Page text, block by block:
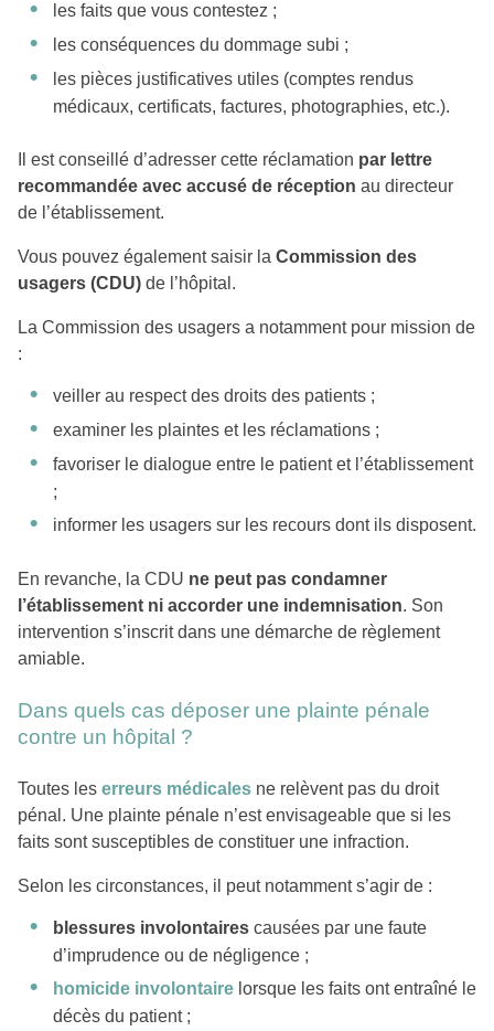
les faits que vous contestez ;
les conséquences du dommage subi ;
les pièces justificatives utiles (comptes rendus
médicaux, certificats, factures, photographies, etc.).
Il est conseillé d’adresser cette réclamation par lettre
recommandée avec accusé de réception au directeur
de l’établissement.
Vous pouvez également saisir la Commission des
usagers (CDU) de l’hôpital.
La Commission des usagers a notamment pour mission de
:
veiller au respect des droits des patients ;
examiner les plaintes et les réclamations ;
favoriser le dialogue entre le patient et l’établissement
;
informer les usagers sur les recours dont ils disposent.
En revanche, la CDU ne peut pas condamner
l’établissement ni accorder une indemnisation. Son
intervention s’inscrit dans une démarche de règlement
amiable.
Dans quels cas déposer une plainte pénale
contre un hôpital ?
Toutes les erreurs médicales ne relèvent pas du droit
pénal. Une plainte pénale n’est envisageable que si les
faits sont susceptibles de constituer une infraction.
Selon les circonstances, il peut notamment s’agir de :
blessures involontaires causées par une faute
d’imprudence ou de négligence ;
homicide involontaire lorsque les faits ont entraîné le
décès du patient ;